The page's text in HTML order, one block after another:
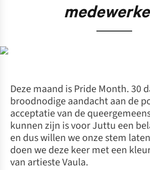
Deze maand is Pride Month. 30
broodnodige aandacht aan de
acceptatie van de
kunnen zijn is voor Juttu een
en dus willen we onze stem
doen we deze keer met een
van artieste Vaula.